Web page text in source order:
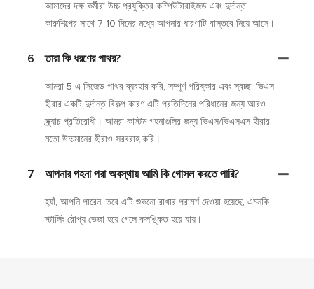
আমাদের দক্ষ কর্মীরা উচ্চ প্রযুক্তির কম্পিউটারাইজড এবং দুর্দান্ত
কারুশিল্পের সাথে 7-10 দিনের মধ্যে আপনার ধারণাটি বাস্তবে নিয়ে আসে।
6 তারা কি ধরণের পাথর?
আমরা 5 এ সিজেড পাথর ব্যবহার করি, সম্পূর্ণ পরিষ্কার এবং স্বচ্ছ, ভিএস
হীরার একটি দুর্দান্ত বিকল্প কারণ এটি প্রতিদিনের পরিধানের জন্য আরও
স্ক্র্যাচ-প্রতিরোধী। আমরা কাস্টম গহনাগুলির জন্য ভিএস/ভিএসএস হীরার
মতো উচ্চমানের হীরাও সরবরাহ করি।
7 আপনার গহনা পরা অবস্থায় আমি কি গোসল করতে পারি?
হ্যাঁ, আপনি পারেন, তবে এটি শুকনো রাখার পরামর্শ দেওয়া হয়েছে, এমনকি
স্টার্লিং রৌপ্য ভেজা হয়ে গেলে কলঙ্কিত হয়ে যায়।